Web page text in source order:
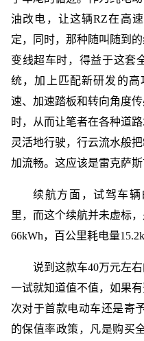
油改电，让这辆RZ在高
定，同时，那种随叫随到
变线超车时，得益于这套
统，加上匹配新研发的高
速、加速踏板和转向角度
时，从而让笔者在各种道
灵活地行驶，行云流水般
加流畅。这应该是雷克萨
续航方面，试驾车辆
里，而这个续航并未虚标
66kWh，百公里耗电量
说到这款车40万元左
一试就知道值不值，如果
次对于首款电动车还是寄
的保值率政策，凡是购买